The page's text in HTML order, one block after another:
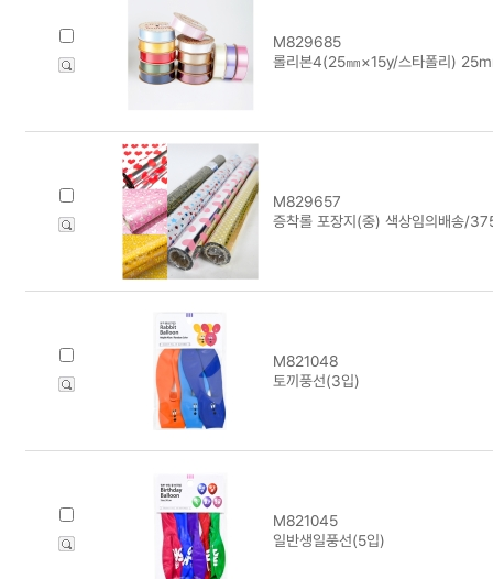
M829685
롤리본4(25㎜×15y/스타폴리)
M829657
증착롤 포장지(중) 색상임의배송/
M821048
토끼풍선(3입)
M821045
일반생일풍선(5입)